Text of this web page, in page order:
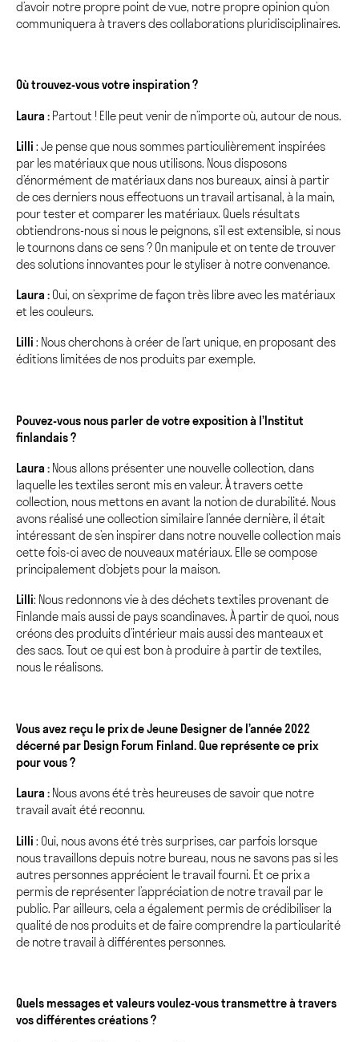
d’avoir notre propre point de vue, notre propre opinion qu’on
communiquera à travers des collaborations pluridisciplinaires.
Où trouvez-vous votre inspiration ?
Laura : Partout ! Elle peut venir de n’importe où, autour de nous.
Lilli : Je pense que nous sommes particulièrement inspirées
par les matériaux que nous utilisons. Nous disposons
d’énormément de matériaux dans nos bureaux, ainsi à partir
de ces derniers nous effectuons un travail artisanal, à la main,
pour tester et comparer les matériaux. Quels résultats
obtiendrons-nous si nous le peignons, s’il est extensible, si nous
le tournons dans ce sens ? On manipule et on tente de trouver
des solutions innovantes pour le styliser à notre convenance.
Laura : Oui, on s’exprime de façon très libre avec les matériaux
et les couleurs.
Lilli : Nous cherchons à créer de l’art unique, en proposant des
éditions limitées de nos produits par exemple.
Pouvez-vous nous parler de votre exposition à l’Institut
finlandais ?
Laura : Nous allons présenter une nouvelle collection, dans
laquelle les textiles seront mis en valeur. À travers cette
collection, nous mettons en avant la notion de durabilité. Nous
avons réalisé une collection similaire l’année dernière, il était
intéressant de s’en inspirer dans notre nouvelle collection mais
cette fois-ci avec de nouveaux matériaux. Elle se compose
principalement d’objets pour la maison.
Lilli: Nous redonnons vie à des déchets textiles provenant de
Finlande mais aussi de pays scandinaves. À partir de quoi, nous
créons des produits d’intérieur mais aussi des manteaux et
des sacs. Tout ce qui est bon à produire à partir de textiles,
nous le réalisons.
Vous avez reçu le prix de Jeune Designer de l’année 2022
décerné par Design Forum Finland. Que représente ce prix
pour vous ?
Laura : Nous avons été très heureuses de savoir que notre
travail avait été reconnu.
Lilli : Oui, nous avons été très surprises, car parfois lorsque
nous travaillons depuis notre bureau, nous ne savons pas si les
autres personnes apprécient le travail fourni. Et ce prix a
permis de représenter l’appréciation de notre travail par le
public. Par ailleurs, cela a également permis de crédibiliser la
qualité de nos produits et de faire comprendre la particularité
de notre travail à différentes personnes.
Quels messages et valeurs voulez-vous transmettre à travers
vos différentes créations ?